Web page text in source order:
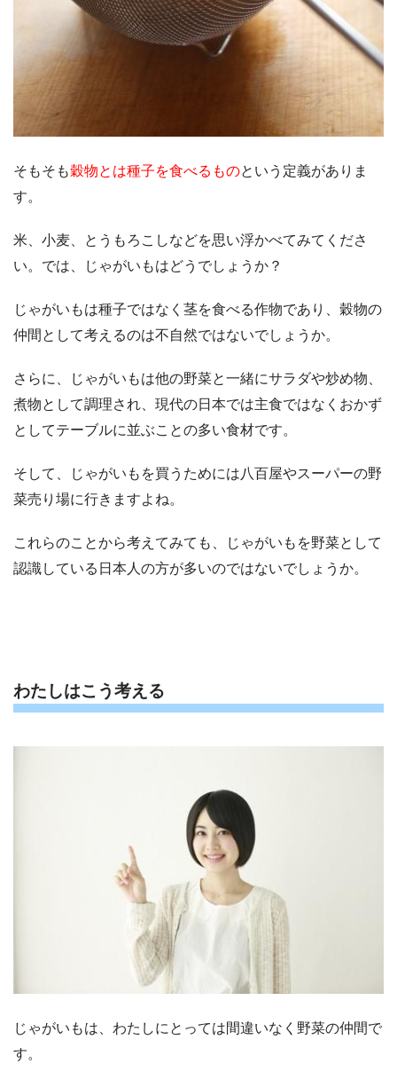
そもそも穀物とは種子を食べるものという定義がありま
す。
米、小麦、とうもろこしなどを思い浮かべてみてくださ
い。では、じゃがいもはどうでしょうか？
じゃがいもは種子ではなく茎を食べる作物であり、穀物の
仲間として考えるのは不自然ではないでしょうか。
さらに、じゃがいもは他の野菜と一緒にサラダや炒め物、
煮物として調理され、現代の日本では主食ではなくおかず
としてテーブルに並ぶことの多い食材です。
そして、じゃがいもを買うためには八百屋やスーパーの野
菜売り場に行きますよね。
これらのことから考えてみても、じゃがいもを野菜として
認識している日本人の方が多いのではないでしょうか。
わたしはこう考える
じゃがいもは、わたしにとっては間違いなく野菜の仲間で
す。